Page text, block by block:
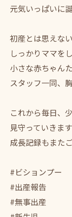
元気いっぱいに
初産とは思えな
しっかりママを
小さな赤ちゃん
スタッフ一同、
これから毎日、
見守っていきま
成長記録もまた
#ビションプー
#出産報告
#無事出産